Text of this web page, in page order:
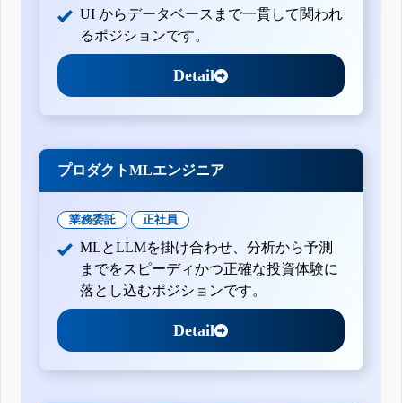
UI からデータベースまで一貫して関われ
るポジションです。
Detail
プロダクトMLエンジニア
業務委託 正社員
MLとLLMを掛け合わせ、分析から予測
までをスピーディかつ正確な投資体験に
落とし込むポジションです。
Detail